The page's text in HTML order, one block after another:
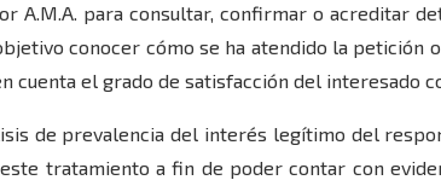
A.M.A. para consultar, confirmar o acreditar
conocer cómo se ha atendido la
cuenta el grado de satisfacción del interesado
de prevalencia del interés legítimo del
tratamiento a fin de poder contar con